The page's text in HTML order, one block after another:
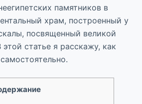
памятников в
храм, построенный у
посвященный великой
статье я расскажу, как